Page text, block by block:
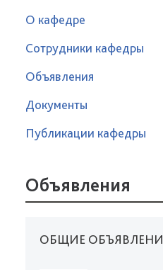
О кафедре
Сотрудники кафедры
Объявления
Документы
Публикации кафедры
Объявления
ОБЩИЕ